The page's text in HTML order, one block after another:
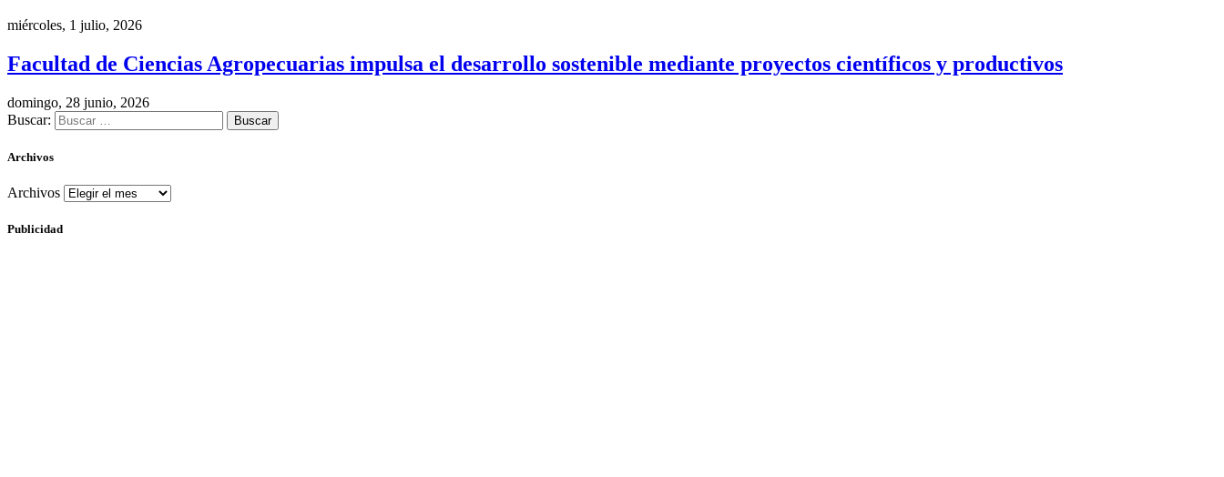
miércoles, 1 julio, 2026
Facultad de Ciencias Agropecuarias impulsa el desarrollo sostenible mediante proyectos científicos y productivos
domingo, 28 junio, 2026
Buscar:
Archivos
Archivos
Publicidad